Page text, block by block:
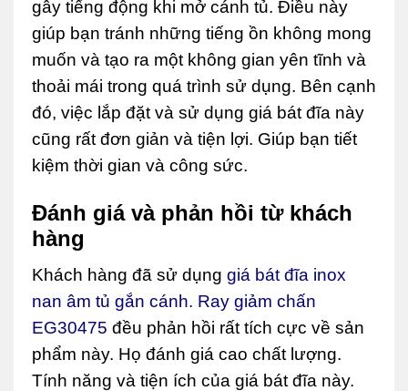
gây tiếng động khi mở cánh tủ. Điều này
giúp bạn tránh những tiếng ồn không mong
muốn và tạo ra một không gian yên tĩnh và
thoải mái trong quá trình sử dụng. Bên cạnh
đó, việc lắp đặt và sử dụng giá bát đĩa này
cũng rất đơn giản và tiện lợi. Giúp bạn tiết
kiệm thời gian và công sức.
Đánh giá và phản hồi từ khách
hàng
Khách hàng đã sử dụng giá bát đĩa inox
nan âm tủ gắn cánh. Ray giảm chấn
EG30475 đều phản hồi rất tích cực về sản
phẩm này. Họ đánh giá cao chất lượng.
Tính năng và tiện ích của giá bát đĩa này.